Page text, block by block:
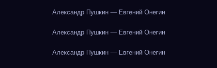
Александр Пушкин — Евгений Онегин
Александр Пушкин — Евгений Онегин
Александр Пушкин — Евгений Онегин